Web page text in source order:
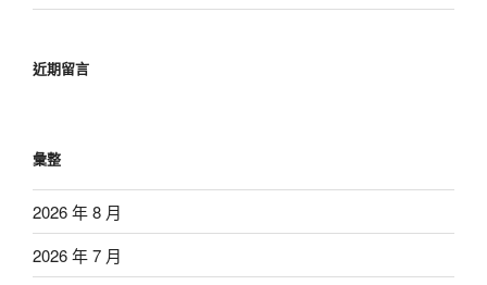
近期留言
彙整
2026 年 8 月
2026 年 7 月